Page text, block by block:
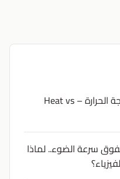
الفرق بين الحرارة ودرجة الحرارة – Heat vs
سرعة الضوء.. لماذا